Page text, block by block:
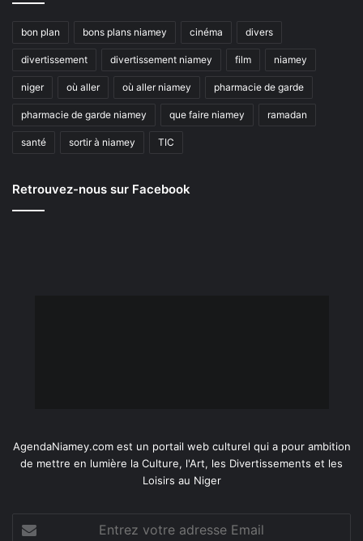
bon plan bons plans niamey cinéma divers
divertissement divertissement niamey film niamey
niger où aller où aller niamey pharmacie de garde
pharmacie de garde niamey que faire niamey ramadan
santé sortir à niamey TIC
Retrouvez-nous sur Facebook
AgendaNiamey.com est un portail web culturel qui a pour ambition
de mettre en lumière la Culture, l'Art, les Divertissements et les
Loisirs au Niger
Entrez